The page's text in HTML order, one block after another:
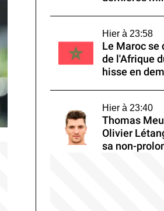
Hier à 23:58
Le Maroc se
de l'Afrique
hisse en
Hier à 23:40
Thomas
Olivier
sa non-